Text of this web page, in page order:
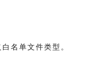
名单文件类型。